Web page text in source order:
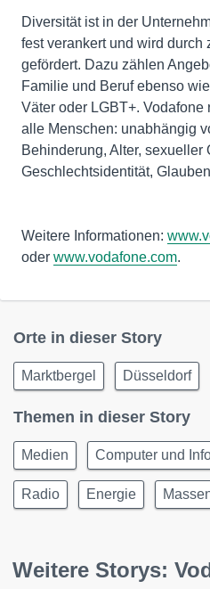
Diversität ist in der
fest verankert und wird durch
gefördert. Dazu zählen
Familie und Beruf ebenso
Väter oder LGBT+.
alle Menschen: unabhängig
Behinderung, Alter, sexueller
Geschlechtsidentität,
Weitere Informationen:
oder www.vodafone.com.
Orte in dieser Story
Marktbergel Düsseldorf
Themen in dieser Story
Medien Computer und
Radio Energie
Weitere Storys: